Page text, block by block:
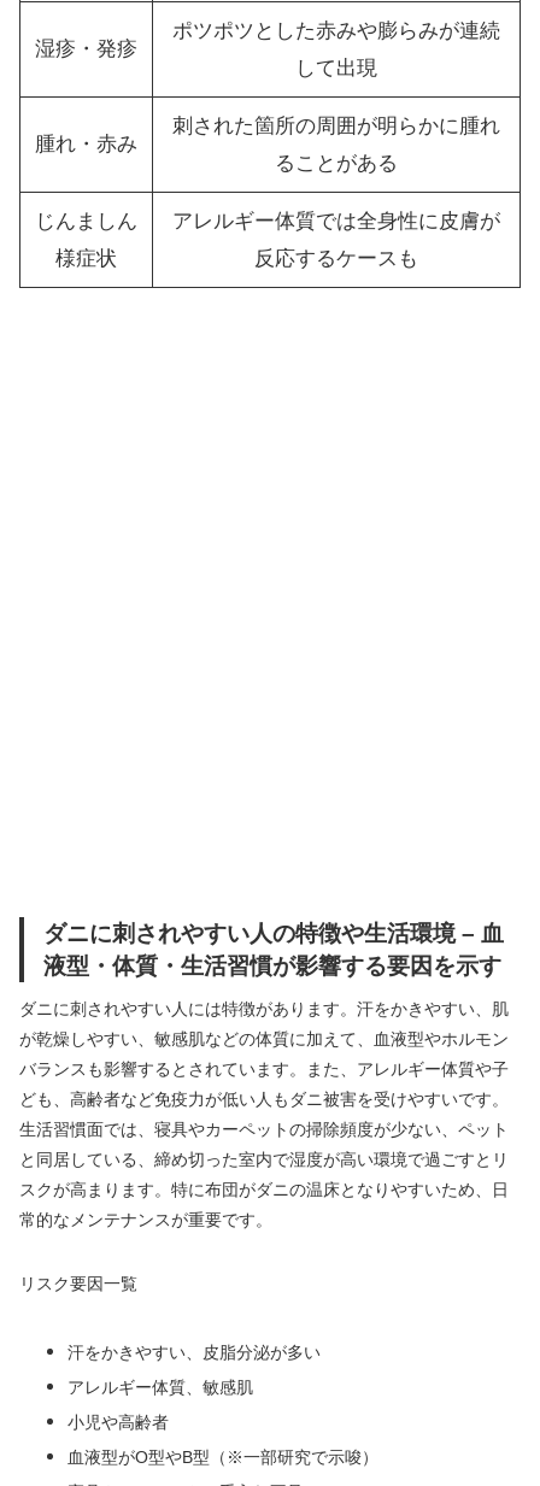
湿疹・発疹
ポツポツとした赤みや膨らみが連続
して出現
腫れ・赤み
刺された箇所の周囲が明らかに腫れ
ることがある
じんましん
様症状
アレルギー体質では全身性に皮膚が
反応するケースも
ダニに刺されやすい人の特徴や生活環境 – 血
液型・体質・生活習慣が影響する要因を示す
ダニに刺されやすい人には特徴があります。汗をかきやすい、肌
が乾燥しやすい、敏感肌などの体質に加えて、血液型やホルモン
バランスも影響するとされています。また、アレルギー体質や子
ども、高齢者など免疫力が低い人もダニ被害を受けやすいです。
生活習慣面では、寝具やカーペットの掃除頻度が少ない、ペット
と同居している、締め切った室内で湿度が高い環境で過ごすとリ
スクが高まります。特に布団がダニの温床となりやすいため、日
常的なメンテナンスが重要です。
リスク要因一覧
汗をかきやすい、皮脂分泌が多い
アレルギー体質、敏感肌
小児や高齢者
血液型がO型やB型（※一部研究で示唆）